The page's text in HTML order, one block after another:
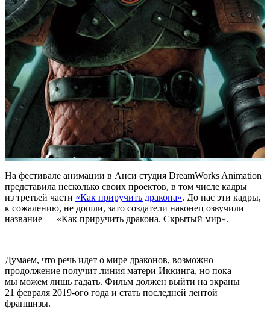
На фестивале анимации в Анси студия DreamWorks Animation
представила несколько своих проектов, в том числе кадры
из третьей части «Как приручить дракона». До нас эти кадры,
к сожалению, не дошли, зато создатели наконец озвучили
название — «Как приручить дракона. Скрытый мир».
Думаем, что речь идет о мире драконов, возможно
продолжение получит линия матери Иккинга, но пока
мы можем лишь гадать. Фильм должен выйти на экраны
21 февраля 2019-ого года и стать последней лентой
франшизы.